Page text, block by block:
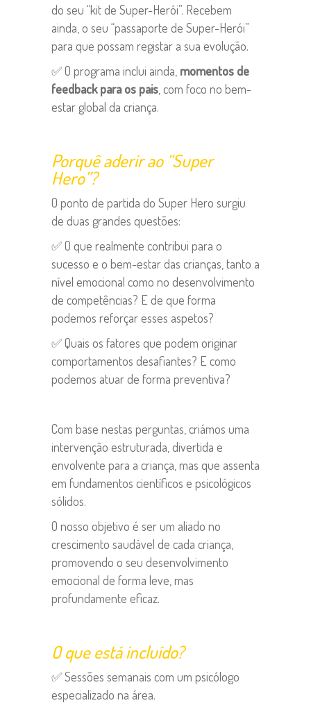
do seu “kit de Super-Herói”. Recebem
ainda, o seu “passaporte de Super-Herói”
para que possam registar a sua evolução.
✅ O programa inclui ainda, momentos de
feedback para os pais , com foco no bem-
estar global da criança.
Porquê aderir ao “Super
Hero”?
O ponto de partida do Super Hero surgiu
de duas grandes questões:
✅ O que realmente contribui para o
sucesso e o bem-estar das crianças, tanto a
nível emocional como no desenvolvimento
de competências? E de que forma
podemos reforçar esses aspetos?
✅ Quais os fatores que podem originar
comportamentos desafiantes? E como
podemos atuar de forma preventiva?
Com base nestas perguntas, criámos uma
intervenção estruturada, divertida e
envolvente para a criança, mas que assenta
em fundamentos científicos e psicológicos
sólidos.
O nosso objetivo é ser um aliado no
crescimento saudável de cada criança,
promovendo o seu desenvolvimento
emocional de forma leve, mas
profundamente eficaz.
O que está incluído?
✅ Sessões semanais com um psicólogo
especializado na área.